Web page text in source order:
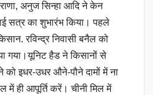
अनुज सिन्हा आदि ने केन
सत्र का शुभारंभ किया। पहले
रविन्द्र निवासी बनैल को
गया।यूनिट हैड ने किसानों से
इधर-उधर औने-पौने दामों में ना
में ही आपूर्ति करें। चीनी मिल में